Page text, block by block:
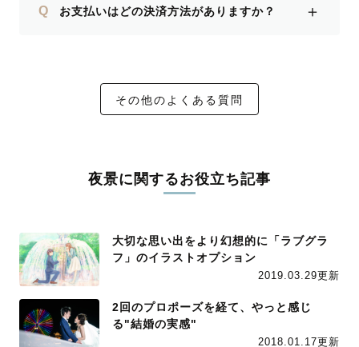
Q お支払いはどの決済方法がありますか？ ＋
その他のよくある質問
夜景に関するお役立ち記事
大切な思い出をより幻想的に「ラブグラ
フ」のイラストオプション
2019.03.29更新
2回のプロポーズを経て、やっと感じ
る"結婚の実感"
2018.01.17更新